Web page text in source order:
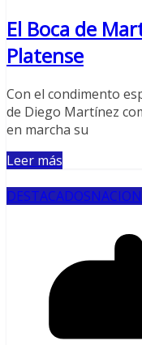
El Boca de
Platense
Con el condimento
de Diego Martínez
en marcha su
Leer más
DESTACADOS